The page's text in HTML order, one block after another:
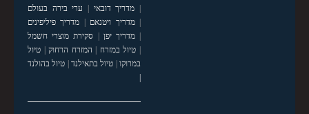
| מדריך דובאי | ערי בירה בעולם
|מדריך ויטנאם | מדריך פיליפינים
|מדריך יפן | סקירת מוצרי חשמל
| טיול במזרח | המזרח הרחוק| טיול
במרוקו| טיול בתאילנד| טיול בהולנד
|